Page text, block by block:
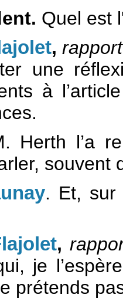
Quel est
,
une
à
Herth l’a
souvent
. Et, sur
,
je
prétends